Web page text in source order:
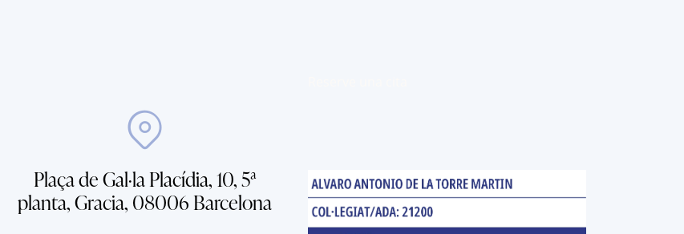
Plaça de Gal·la Placídia, 10, 5ª
planta, Gracia, 08006 Barcelona